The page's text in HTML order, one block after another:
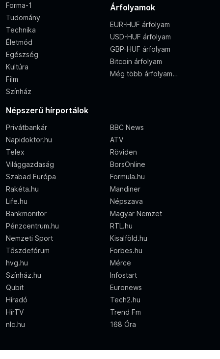
Forma-1
Tudomány
Technika
Életmód
Egészség
Kultúra
Film
Színház
Árfolyamok
EUR-HUF árfolyam
USD-HUF árfolyam
GBP-HUF árfolyam
Bitcoin árfolyam
Még több árfolyam…
Népszerű hírportálok
Privátbankár
BBC News
Napidoktor.hu
ATV
Telex
Röviden
Világgazdaság
BorsOnline
Szabad Európa
Formula.hu
Rakéta.hu
Mandiner
Life.hu
Népszava
Bankmonitor
Magyar Nemzet
Pénzcentrum.hu
RTL.hu
Nemzeti Sport
Kisalföld.hu
Tőszdefórum
Forbes.hu
hvg.hu
Mérce
Színház.hu
Infostart
Qubit
Euronews
Híradó
Tech2.hu
HírTV
Trend Fm
nlc.hu
168 Óra